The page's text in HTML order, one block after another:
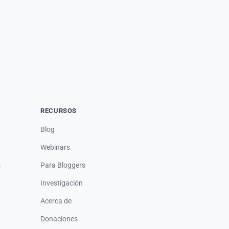
RECURSOS
Blog
Webinars
Para Bloggers
Investigación
Acerca de
Donaciones